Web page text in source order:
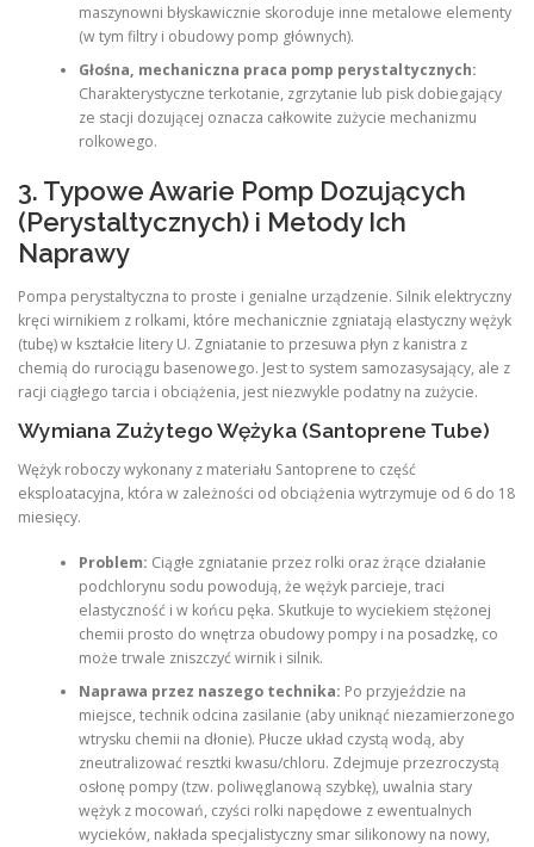
maszynowni błyskawicznie skoroduje inne metalowe elementy
(w tym filtry i obudowy pomp głównych).
Głośna, mechaniczna praca pomp perystaltycznych:
Charakterystyczne terkotanie, zgrzytanie lub pisk dobiegający
ze stacji dozującej oznacza całkowite zużycie mechanizmu
rolkowego.
3. Typowe Awarie Pomp Dozujących
(Perystaltycznych) i Metody Ich
Naprawy
Pompa perystaltyczna to proste i genialne urządzenie. Silnik elektryczny
kręci wirnikiem z rolkami, które mechanicznie zgniatają elastyczny wężyk
(tubę) w kształcie litery U. Zgniatanie to przesuwa płyn z kanistra z
chemią do rurociągu basenowego. Jest to system samozasysający, ale z
racji ciągłego tarcia i obciążenia, jest niezwykle podatny na zużycie.
Wymiana Zużytego Wężyka (Santoprene Tube)
Wężyk roboczy wykonany z materiału Santoprene to część
eksploatacyjna, która w zależności od obciążenia wytrzymuje od 6 do 18
miesięcy.
Problem: Ciągłe zgniatanie przez rolki oraz żrące działanie
podchlorynu sodu powodują, że wężyk parcieje, traci
elastyczność i w końcu pęka. Skutkuje to wyciekiem stężonej
chemii prosto do wnętrza obudowy pompy i na posadzkę, co
może trwale zniszczyć wirnik i silnik.
Naprawa przez naszego technika: Po przyjeździe na
miejsce, technik odcina zasilanie (aby uniknąć niezamierzonego
wtrysku chemii na dłonie). Płucze układ czystą wodą, aby
zneutralizować resztki kwasu/chloru. Zdejmuje przezroczystą
osłonę pompy (tzw. poliwęglanową szybkę), uwalnia stary
wężyk z mocowań, czyści rolki napędowe z ewentualnych
wycieków, nakłada specjalistyczny smar silikonowy na nowy,